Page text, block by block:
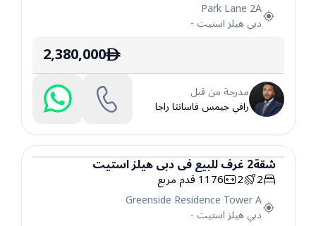
Park Lane 2A
دبي هيلز استيت -
ê
2,380,000
مدرجة من قبل
رافي جيمس فاسانثا راجا
شقة
شقة2غرفللبيعفيدبي هيلز استيت
2
2
1176قدم مربع
Greenside Residence Tower A
دبي هيلز استيت -